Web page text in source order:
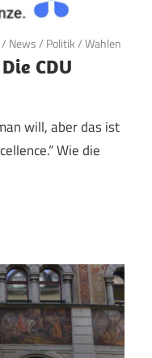
/ News/ Politik/Wahlen
CDU
will, aber das ist
Wie die